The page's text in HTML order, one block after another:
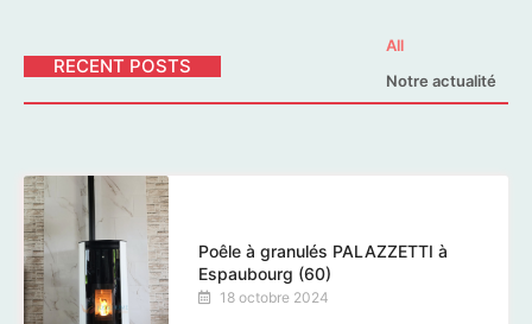
RECENT POSTS
All
Notre actualité
Poêle à granulés PALAZZETTI à
Espaubourg (60)
18 octobre 2024